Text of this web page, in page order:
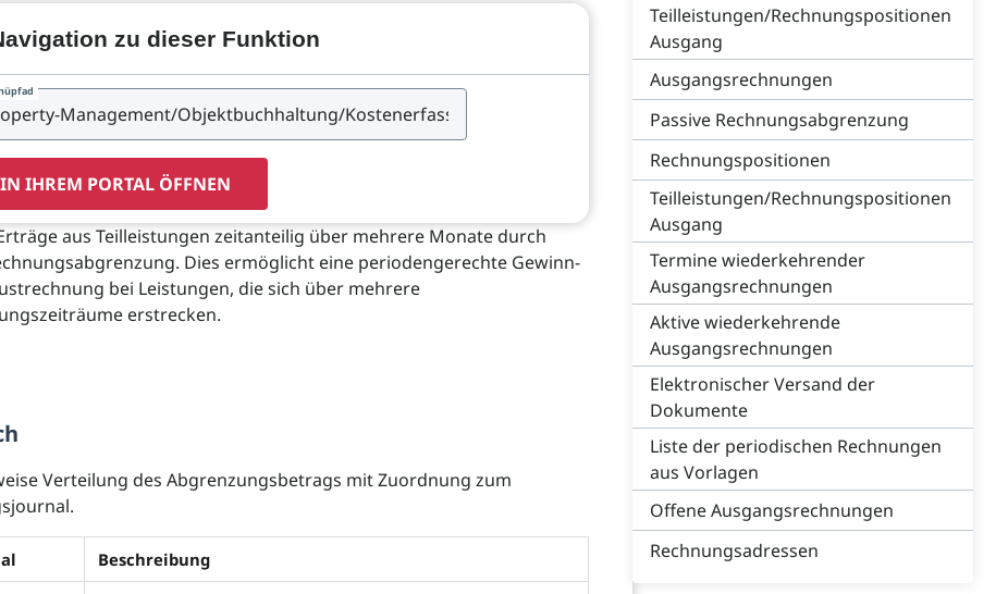
zu dieser Funktion
IN IHREM PORTAL ÖFFNEN
aus Teilleistungen zeitanteilig über mehrere Monate durch
Dies ermöglicht eine periodengerechte Gewinn-
bei Leistungen, die sich über mehrere
erstrecken.
Verteilung des Abgrenzungsbetrags mit Zuordnung zum
Beschreibung
Teilleistungen/Rechnungspositionen
Ausgang
Ausgangsrechnungen
Passive Rechnungsabgrenzung
Rechnungspositionen
Teilleistungen/Rechnungspositionen
Ausgang
Termine wiederkehrender
Ausgangsrechnungen
Aktive wiederkehrende
Ausgangsrechnungen
Elektronischer Versand der
Dokumente
Liste der periodischen Rechnungen
aus Vorlagen
Offene Ausgangsrechnungen
Rechnungsadressen